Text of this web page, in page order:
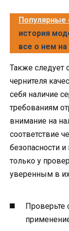
Популярные
история
все о нем
Также следует
чернителя
себя наличие
требованиям
внимание на
соответствие
безопасности
только у
уверенным в
Проверьте